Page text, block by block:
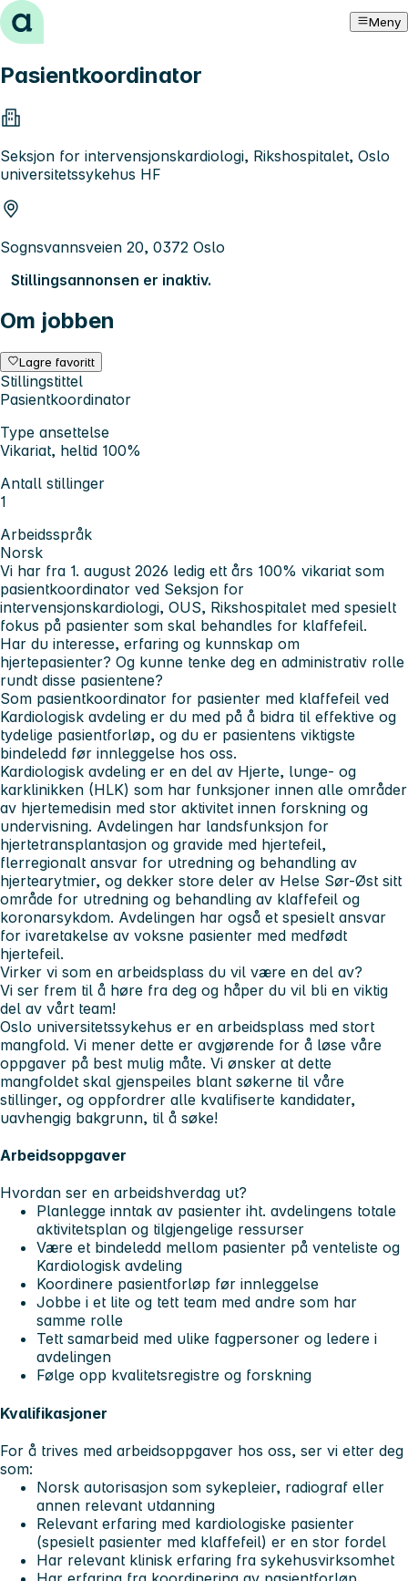
Hopp til innhold Meny
Pasientkoordinator
Seksjon for intervensjonskardiologi, Rikshospitalet, Oslo
universitetssykehus HF
Sognsvannsveien 20, 0372 Oslo
Stillingsannonsen er inaktiv.
Om jobben
Lagre favoritt
Stillingstittel
Pasientkoordinator
Type ansettelse
Vikariat, heltid 100%
Antall stillinger
1
Arbeidsspråk
Norsk
Vi har fra 1. august 2026 ledig ett års 100% vikariat som
pasientkoordinator ved Seksjon for
intervensjonskardiologi, OUS, Rikshospitalet med spesielt
fokus på pasienter som skal behandles for klaffefeil.
Har du interesse, erfaring og kunnskap om
hjertepasienter? Og kunne tenke deg en administrativ rolle
rundt disse pasientene?
Som pasientkoordinator for pasienter med klaffefeil ved
Kardiologisk avdeling er du med på å bidra til effektive og
tydelige pasientforløp, og du er pasientens viktigste
bindeledd før innleggelse hos oss.
Kardiologisk avdeling er en del av Hjerte, lunge- og
karklinikken (HLK) som har funksjoner innen alle områder
av hjertemedisin med stor aktivitet innen forskning og
undervisning. Avdelingen har landsfunksjon for
hjertetransplantasjon og gravide med hjertefeil,
flerregionalt ansvar for utredning og behandling av
hjertearytmier, og dekker store deler av Helse Sør-Øst sitt
område for utredning og behandling av klaffefeil og
koronarsykdom. Avdelingen har også et spesielt ansvar
for ivaretakelse av voksne pasienter med medfødt
hjertefeil.
Virker vi som en arbeidsplass du vil være en del av?
Vi ser frem til å høre fra deg og håper du vil bli en viktig
del av vårt team!
Oslo universitetssykehus er en arbeidsplass med stort
mangfold. Vi mener dette er avgjørende for å løse våre
oppgaver på best mulig måte. Vi ønsker at dette
mangfoldet skal gjenspeiles blant søkerne til våre
stillinger, og oppfordrer alle kvalifiserte kandidater,
uavhengig bakgrunn, til å søke!
Arbeidsoppgaver
Hvordan ser en arbeidshverdag ut?
Planlegge inntak av pasienter iht. avdelingens totale
aktivitetsplan og tilgjengelige ressurser
Være et bindeledd mellom pasienter på venteliste og
Kardiologisk avdeling
Koordinere pasientforløp før innleggelse
Jobbe i et lite og tett team med andre som har
samme rolle
Tett samarbeid med ulike fagpersoner og ledere i
avdelingen
Følge opp kvalitetsregistre og forskning
Kvalifikasjoner
For å trives med arbeidsoppgaver hos oss, ser vi etter deg
som:
Norsk autorisasjon som sykepleier, radiograf eller
annen relevant utdanning
Relevant erfaring med kardiologiske pasienter
(spesielt pasienter med klaffefeil) er en stor fordel
Har relevant klinisk erfaring fra sykehusvirksomhet